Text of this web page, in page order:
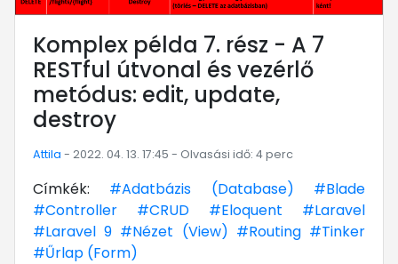
Komplex példa 7. rész - A 7
RESTful útvonal és vezérlő
metódus: edit, update,
destroy
Attila - 2022. 04. 13. 17:45 - Olvasási idő: 4 perc
Címkék: #Adatbázis (Database)
#Blade
#Controller
#CRUD #Eloquent
#Laravel
#Laravel 9 #Nézet (View) #Routing #Tinker
#Űrlap (Form)